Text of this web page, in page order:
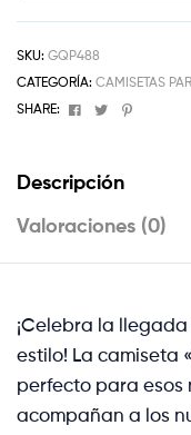
SKU: GQP488
CATEGORÍA: CAMISETAS
SHARE:
Facebook
TwitterPinterest
Descripción
Valoraciones (0)
¡Celebra la
estilo! La camiseta
perfecto para esos
acompañan a los